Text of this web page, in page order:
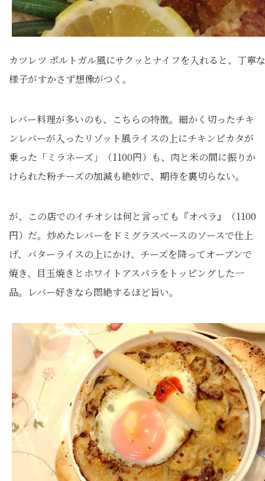
カツレツ ポルトガル風にサクッとナイフを入れると、丁寧
様子がすかさず想像がつく。
レバー料理が多いのも、こちらの特徴。細かく切ったチキ
ンレバーが入ったリゾット風ライスの上にチキンピカタが
乗った「ミラネーズ」（1100円）も、肉と米の間に振りか
けられた粉チーズの加減も絶妙で、期待を裏切らない。
が、この店でのイチオシは何と言っても『オペラ』（1100
円）だ。炒めたレバーをドミグラスベースのソースで仕上
げ、バターライスの上にかけ、チーズを降ってオーブンで
焼き、目玉焼きとホワイトアスパラをトッピングした一
品。レバー好きなら悶絶するほど旨い。